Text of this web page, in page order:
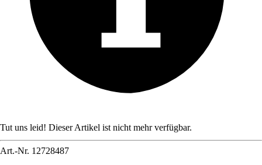
Tut uns leid! Dieser Artikel ist nicht mehr verfügbar.
Art.-Nr. 12728487